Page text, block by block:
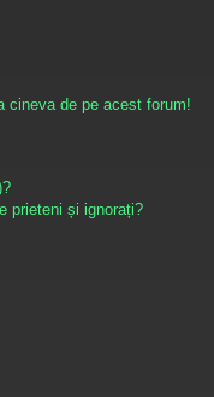
cineva de pe acest forum!
prieteni și ignorați?